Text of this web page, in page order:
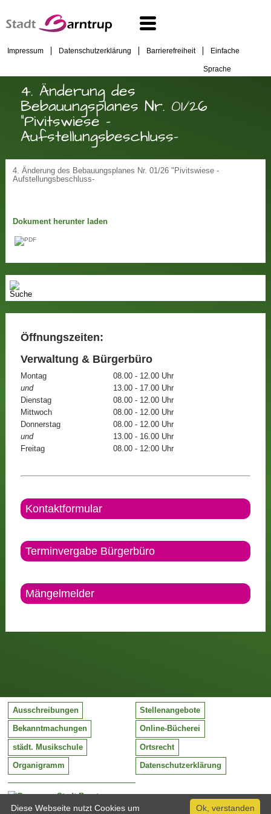
Impressum Datenschutzerklärung Barrierefreiheit Einfache
Sprache
4. Änderung des
Bebauungsplanes Nr. 01/26
"Pivitswiese -
Aufstellungsbeschluss-
4. Änderung des Bebauungsplanes Nr. 01/26 "Pivitswiese -
Aufstellungsbeschluss-
Dokument herunter laden
Öffnungszeiten:
Verwaltung & Bürgerbüro
Montag
08.00 - 12.00 Uhr
und
13.00 - 17.00 Uhr
Dienstag
08.00 - 12.00 Uhr
Mittwoch
08.00 - 12.00 Uhr
Donnerstag
08.00 - 12.00 Uhr
und
13.00 - 16.00 Uhr
Freitag
08.00 - 12:00 Uhr
Kontaktformular
Terminvergabe Bürgerbüro
Mängelmelder
Stadt Barntrup
Mittelstraße 38
Ausschreibungen Stellenangebote
Bekanntmachungen Online-Bücherei
städt. Musikschule Ortsrecht
Organigramm Datenschutzerklärung
Ok, verstanden
Diese Webseite nutzt Cookies um